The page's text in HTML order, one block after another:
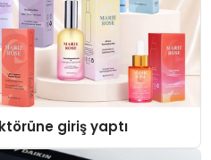
giriş yaptı